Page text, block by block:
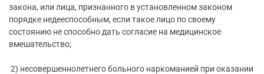
закона, или лица, признанного в установленном законом
порядке недееспособным, если такое лицо по своему
состоянию не способно дать согласие на медицинское
вмешательство;
2) несовершеннолетнего больного наркоманией при оказании